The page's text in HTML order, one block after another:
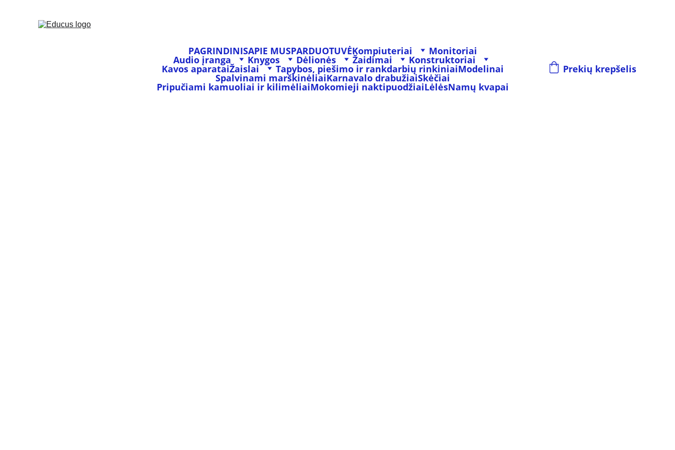
PAGRINDINISAPIE MUSPARDUOTUVĖKompiuteriai Monitoriai
Audio įranga Knygos Dėlionės Žaidimai Konstruktoriai
Kavos aparataiŽaislai Tapybos, piešimo ir rankdarbių rinkiniaiModelinai
Spalvinami marškinėliaiKarnavalo drabužiaiSkėčiai
Pripučiami kamuoliai ir kilimėliaiMokomieji naktipuodžiaiLėlėsNamų kvapai
Prekių krepšelis